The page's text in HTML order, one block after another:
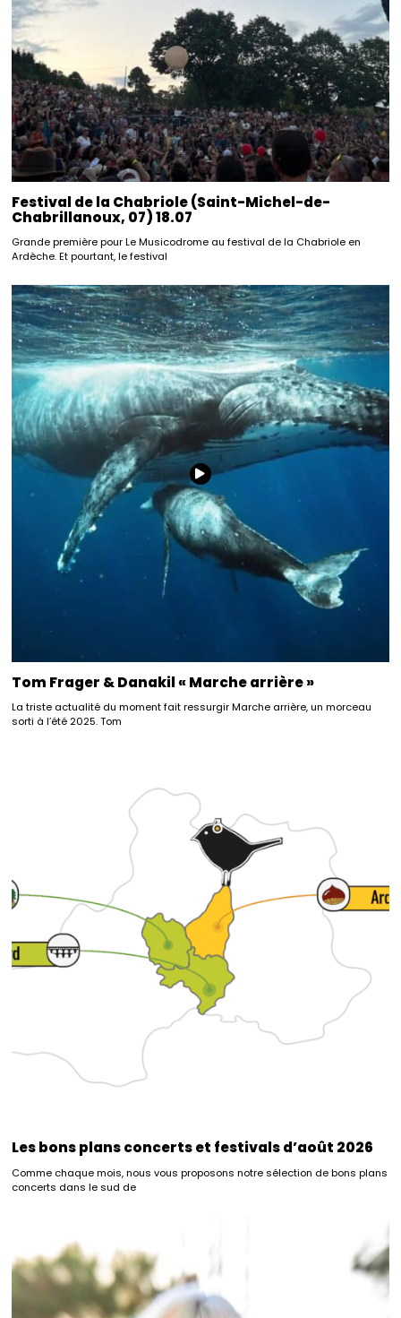
Festival de la Chabriole (Saint-Michel-de-
Chabrillanoux, 07) 18.07
Grande première pour Le Musicodrome au festival de la Chabriole en
Ardèche. Et pourtant, le festival
Tom Frager & Danakil « Marche arrière »
La triste actualité du moment fait ressurgir Marche arrière, un morceau
sorti à l’été 2025. Tom
Les bons plans concerts et festivals d’août 2026
Comme chaque mois, nous vous proposons notre sélection de bons plans
concerts dans le sud de